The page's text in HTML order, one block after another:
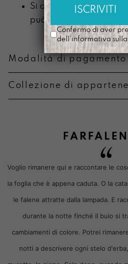
Si ammorbidisce con
può scolorire
Modalità di pagamento
Informazioni su cambi e
Collezione di
Voglio rimanere qui e raccontare le
la foglia che è appena caduta. O la
le falene attratte dalla lampada. E
durante la notte finché il buio si
cambiamenti di colore. Potrei
notti a descrivere ogni stelo
Confermo di aver
dell'informativa sulla